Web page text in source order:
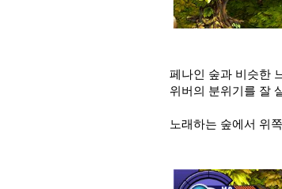
페나인 숲과 비슷한
위버의 분위기를 잘
노래하는 숲에서 위